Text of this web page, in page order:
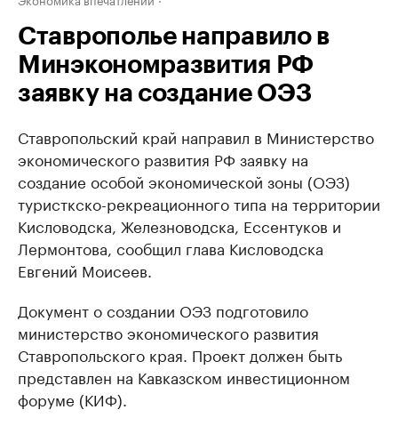
Ставрополье направило в
Минэкономразвития РФ
заявку на создание ОЭЗ
Ставропольский край направил в Министерство
экономического развития РФ заявку на
создание особой экономической зоны (ОЭЗ)
туристкско-рекреационного типа на территории
Кисловодска, Железноводска, Ессентуков и
Лермонтова, сообщил глава Кисловодска
Евгений Моисеев.
Документ о создании ОЭЗ подготовило
министерство экономического развития
Ставропольского края. Проект должен быть
представлен на Кавказском инвестиционном
форуме (КИФ).